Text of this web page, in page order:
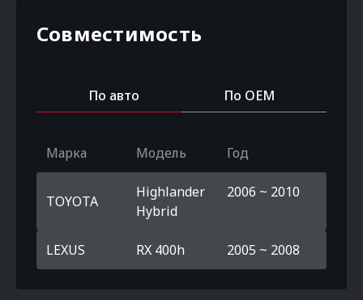
Совместимость
По авто По OEM
Марка Модель Год
TOYOTA
Highlander
Hybrid
2006 ~ 2010
LEXUS RX 400h 2005 ~ 2008